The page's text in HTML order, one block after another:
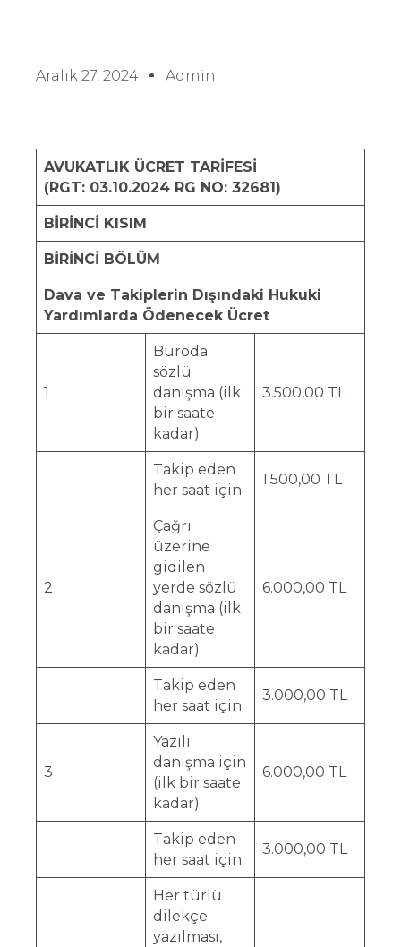
Aralık 27, 2024 Admin
AVUKATLIK ÜCRET TARİFESİ
(RGT: 03.10.2024 RG NO: 32681)
BİRİNCİ KISIM
BİRİNCİ BÖLÜM
Dava ve Takiplerin Dışındaki Hukuki
Yardımlarda Ödenecek Ücret
1
Büroda
sözlü
danışma (ilk
bir saate
kadar)
3.500,00 TL
Takip eden
her saat için
1.500,00 TL
2
Çağrı
üzerine
gidilen
yerde sözlü
danışma (ilk
bir saate
kadar)
6.000,00 TL
Takip eden
her saat için
3.000,00 TL
3
Yazılı
danışma için
(ilk bir saate
kadar)
6.000,00 TL
Takip eden
her saat için
3.000,00 TL
Her türlü
dilekçe
yazılması,